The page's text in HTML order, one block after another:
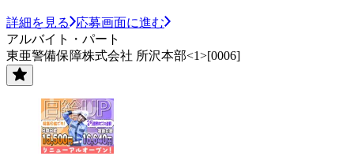
詳細を見る
応募画面に進む
アルバイト・パート
東亜警備保障株式会社 所沢本部<1>[0006]